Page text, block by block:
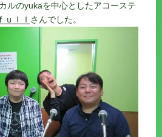
ルのyukaを中心としたアコーステ
ｕｌｌ さんでした。